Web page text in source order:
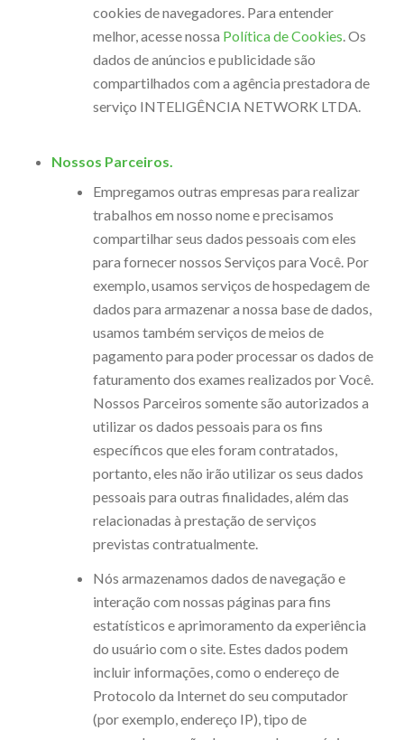
cookies de navegadores. Para entender
melhor, acesse nossa Política de Cookies.Os
dados de anúncios e publicidade são
compartilhados com a agência prestadora de
serviço INTELIGÊNCIA NETWORK LTDA.
Nossos Parceiros.
Empregamos outras empresas para realizar
trabalhos em nosso nome e precisamos
compartilhar seus dados pessoais com eles
para fornecer nossos Serviços para Você. Por
exemplo, usamos serviços de hospedagem de
dados para armazenar a nossa base de dados,
usamos também serviços de meios de
pagamento para poder processar os dados de
faturamento dos exames realizados por Você.
Nossos Parceiros somente são autorizados a
utilizar os dados pessoais para os fins
específicos que eles foram contratados,
portanto, eles não irão utilizar os seus dados
pessoais para outras finalidades, além das
relacionadas à prestação de serviços
previstas contratualmente.
Nós armazenamos dados de navegação e
interação com nossas páginas para fins
estatísticos e aprimoramento da experiência
do usuário com o site. Estes dados podem
incluir informações, como o endereço de
Protocolo da Internet do seu computador
(por exemplo, endereço IP), tipo de